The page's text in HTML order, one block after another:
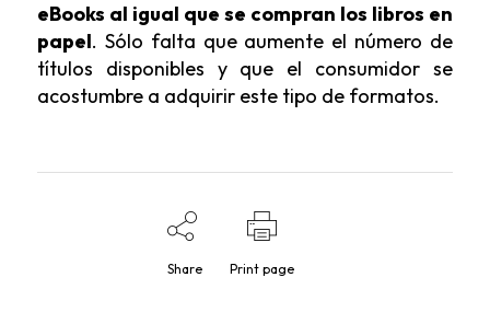
eBooks al igual que se compran los libros en
papel. Sólo falta que aumente el número de
títulos disponibles y que el consumidor se
acostumbre a adquirir este tipo de formatos.
Share Print page